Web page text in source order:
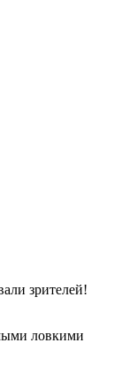
зрителей!
ловкими